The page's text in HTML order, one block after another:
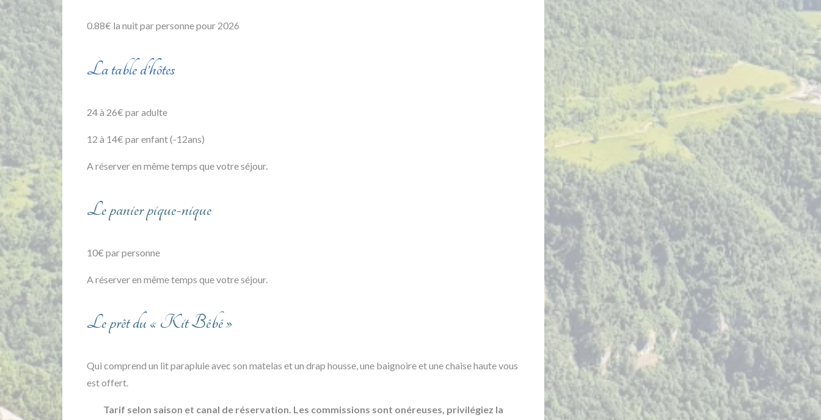
0.88€ la nuit par personne pour 2026
La table d’hôtes
24 à 26€ par adulte
12 à 14€ par enfant (-12ans)
A réserver en même temps que votre séjour.
Le panier pique-nique
10€ par personne
A réserver en même temps que votre séjour.
Le prêt du « Kit Bébé »
Qui comprend un lit parapluie avec son matelas et un drap housse, une baignoire et une chaise haute vous
est offert.
Tarif selon saison et canal de réservation. Les commissions sont onéreuses, privilégiez la